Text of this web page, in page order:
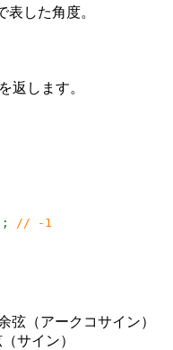
表した角度。
返します。
// -1
弦（アークコサイン）
サイン）